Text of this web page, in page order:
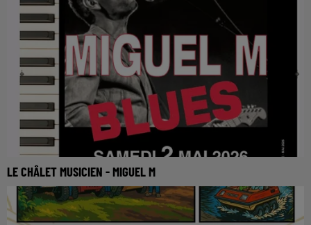
LE CHÂLET MUSICIEN - MIGUEL M